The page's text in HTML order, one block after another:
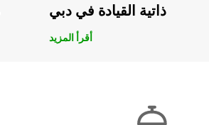
ذاتية القيادة في دبي
أقرأ المزيد